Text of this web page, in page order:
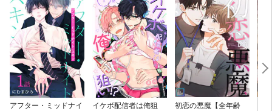
アフター・ミッドナイ
イケボ配信者は俺狙
初恋の悪魔【全年齢